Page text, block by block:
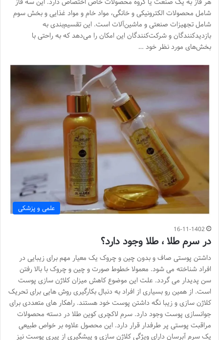
شامل محصولات الکترونیکی و خانگی، مواد خام و مواد غذایی و بخش سوم
شامل تجهیزات صنعتی و ماشین‌آلات است. این تقسیم‌بندی به
بازدیدکنندگان و شرکت‌کنندگان این امکان را می‌دهد که به راحتی با
بخش‌های مورد نظر خود …
علمی و پزشکی
16-11-1402
در سرم طلا ، طلا وجود دارد؟
داشتن پوستی صاف و بدون چین و چروک یک معیار مهم برای زیبایی در
افراد شناخته می شود. معمولا خطوط صورت و چین و چروک با بالا رفتن
سن پدیدار می گردد. علت این موضوع کاهش میزان کلاژن سازی پوست
است. از همین رو بسیاری از افراد به دنبال بکارگیری روش هایی برای تحریک
کلاژن سازی و زیبا نگه داشتن پوست خود هستند. راهکار های متعددی برای
جوانسازی پوست وجود دارد. سرم لاکچری کوین طلا در دسته محصولات
مراقبت پوستی پر طرفدار قرار دارد. این محصول علاوه بر خواص طبیعی
یک سرم آبرسان دارای ویژگی کلاژن سازی و پیشگیری از پیری پوست نیز